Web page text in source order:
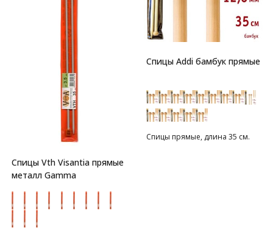
Спицы Vth Visantia прямые
металл Gamma
Спицы Addi бамбук прямые
Спицы прямые, длина 35 см.